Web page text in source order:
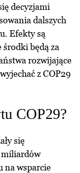
decyzjami
dalszych
Efekty są
środki będą za
rozwijające
z COP29
COP29?
się
miliardów
na wsparcie